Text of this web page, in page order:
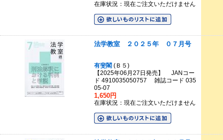
在庫状況：現在ご注文いただけません
法学教室 ２０２５年 ０７月号
有斐閣 (Ｂ５)
【2025年06月27日発売】 JANコー
ド 4910035050757 雑誌コード 035
05-07
1,650円
在庫状況：現在ご注文いただけません